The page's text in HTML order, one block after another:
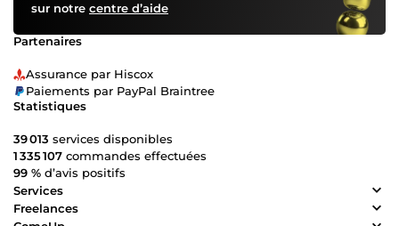
sur notre centre d’aide
Partenaires
Assurance par Hiscox
Paiements par PayPal Braintree
Statistiques
39 013 services disponibles
1 335 107 commandes effectuées
99 % d’avis positifs
Services
Freelances